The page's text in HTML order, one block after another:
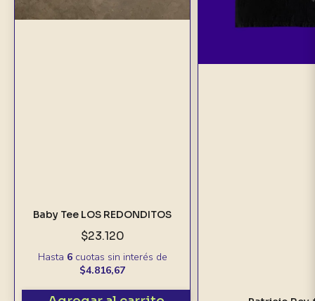
Baby Tee LOS REDONDITOS
$23.120
Hasta 6cuotas sin interés de
$4.816,67